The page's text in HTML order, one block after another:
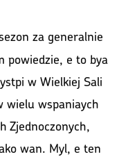
za generalnie
powiedzie, e to bya
w Wielkiej Sali
wielu wspaniaych
Zjednoczonych,
wan. Myl, e ten